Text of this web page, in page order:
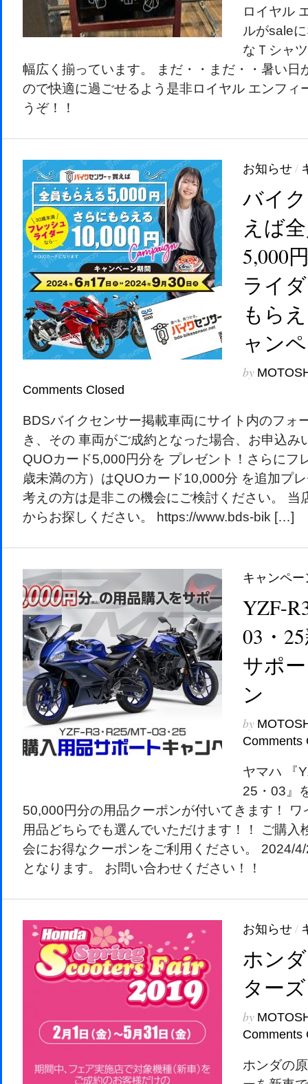
ロイヤル
ルがsale
なＴシャ
幅広く揃っています。 まだ・・まだ・・暑い日
ので快適に過ごせるよう是非ロイヤル エンフィ
うぞ！！
お知らせ/
バイ
えば
5,000
ライ
もら
ャン
by
Comments Closed
BDSバイクセンサー掲載車両にサイト内のフォ
き、その 車両がご成約となった場合、お申込み
QUOカード5,000円分を プレゼント！さらにフ
歳未満の方）はQUOカード10,000分 を追加プ
考えの方は是非この機会にご検討ください。 当
からお探しください。 https://www.bds-bik […]
キャンペー
YZF-
03・
サポ
ン
by
Comments
ヤマハ 『
25・03』
50,000円分の用品クーポンが付いてきます！ ワ
用品どちらでも選んでいただけます！！ ご購入
会にお得なクーポンをご利用ください。 2024/
となります。 お問い合わせください！！
お知らせ/
ホン
ター
by
Comments
ホンダの